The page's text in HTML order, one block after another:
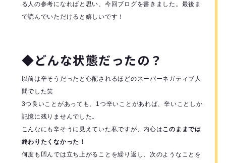
る人の参考になればと思い、今回ブログを書きました。最後ま
で読んでいただけると嬉しいです！
◆どんな状態だったの？
以前は辛そうだったと心配されるほどのスーパーネガティブ人
間でした笑
3つ良いことがあっても、1つ辛いことがあれば、辛いことしか
記憶に残りませんでした。
こんなにも辛そうに見えていた私ですが、内心はこのままでは
終わりたくなかった！
何度も凹んでは立ち上がることを繰り返し、次のようなことを